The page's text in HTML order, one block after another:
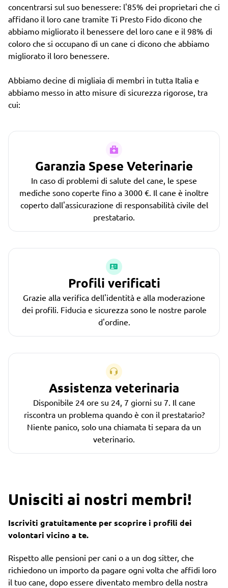
concentrarsi sul suo benessere: l'85% dei proprietari che ci
affidano il loro cane tramite Ti Presto Fido dicono che
abbiamo migliorato il benessere del loro cane e il 98% di
coloro che si occupano di un cane ci dicono che abbiamo
migliorato il loro benessere.
Abbiamo decine di migliaia di membri in tutta Italia e
abbiamo messo in atto misure di sicurezza rigorose, tra
cui:
Garanzia Spese Veterinarie
In caso di problemi di salute del cane, le spese
mediche sono coperte fino a 3000 €. Il cane è inoltre
coperto dall'assicurazione di responsabilità civile del
prestatario.
Profili verificati
Grazie alla verifica dell'identità e alla moderazione
dei profili. Fiducia e sicurezza sono le nostre parole
d'ordine.
Assistenza veterinaria
Disponibile 24 ore su 24, 7 giorni su 7. Il cane
riscontra un problema quando è con il prestatario?
Niente panico, solo una chiamata ti separa da un
veterinario.
Unisciti ai nostri membri!
Iscriviti gratuitamente per scoprire i profili dei
volontari vicino a te.
Rispetto alle pensioni per cani o a un dog sitter, che
richiedono un importo da pagare ogni volta che affidi loro
il tuo cane, dopo essere diventato membro della nostra